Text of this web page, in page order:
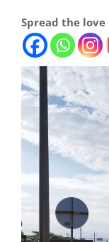
Spread the love